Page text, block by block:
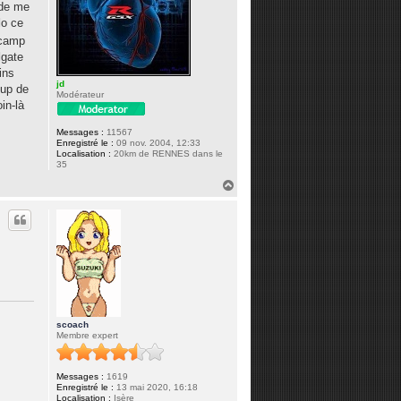
jd
Modérateur
Messages : 11567
Enregistré le : 09 nov. 2004, 12:33
Localisation : 20km de RENNES dans le
35
me
ce
de
là
scoach
Membre expert
Messages : 1619
Enregistré le : 13 mai 2020, 16:18
Localisation : Isère